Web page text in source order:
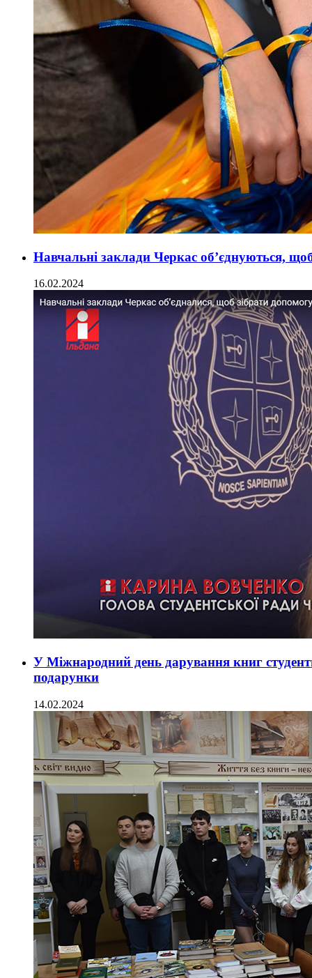
Навчальні заклади Черкас об’єднуються,
16.02.2024
У Міжнародний день дарування книг
подарунки
14.02.2024